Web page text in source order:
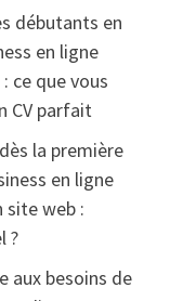
débutants en
en ligne
ce que vous
CV parfait
la première
en ligne
site web :
?
aux besoins de